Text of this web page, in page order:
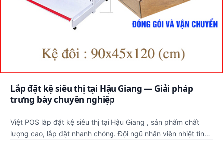
Lắp đặt kệ siêu thị tại Hậu Giang — Giải pháp
trưng bày chuyên nghiệp
Việt POS lắp đặt kệ siêu thị tại Hậu Giang , sản phẩm chất
lượng cao, lắp đặt nhanh chóng. Đội ngũ nhân viên nhiệt tình,